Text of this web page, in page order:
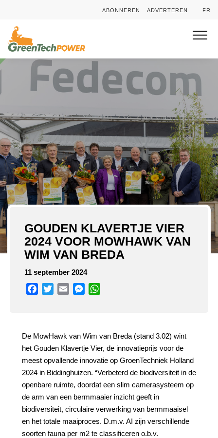
ABONNEREN ADVERTEREN FR
GOUDEN KLAVERTJE VIER
2024 VOOR MOWHAWK VAN
WIM VAN BREDA
11 september 2024
Facebook
TwitterEmail Messenger
De MowHawk van Wim van Breda (stand 3.02) wint
het Gouden Klavertje Vier, de innovatieprijs voor de
meest opvallende innovatie op GroenTechniek Holland
2024 in Biddinghuizen. “Verbeterd de biodiversiteit in de
openbare ruimte, doordat een slim camerasysteem op
de arm van een bermmaaier inzicht geeft in
biodiversiteit, circulaire verwerking van bermmaaisel
en het totale maaiproces. D.m.v. AI zijn verschillende
soorten fauna per m2 te classificeren o.b.v.